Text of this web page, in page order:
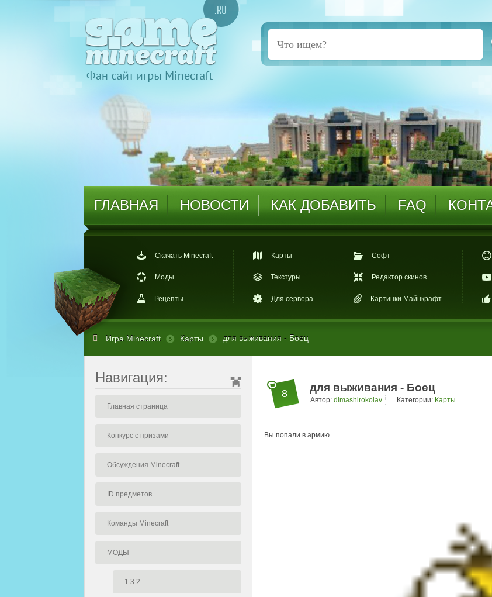
ГЛАВНАЯ НОВОСТИ КАК ДОБАВИТЬ FAQ
Скачать Minecraft
Моды
Рецепты
Карты
Текстуры
Для сервера
Софт
Редактор скинов
Картинки Майнкрафт
Игра Minecraft Карты для выживания - Боец
Навигация:
Главная страница
Конкурс с призами
Обсуждения Minecraft
ID предметов
Команды Minecraft
МОДЫ
1.3.2
8 для выживания - Боец
Автор: dimashirokolav Категории: Карты
Вы попали в армию